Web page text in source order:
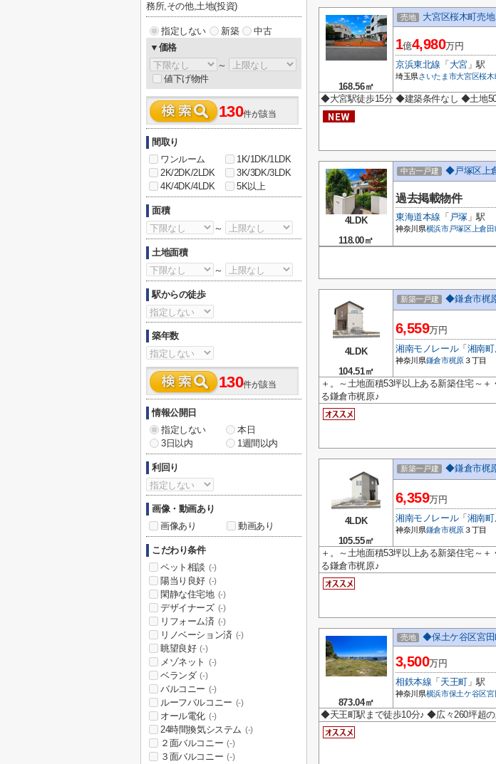
168.56㎡
売地 大宮区桜木町売地
1億4,980万円
京浜東北線 「 大宮」駅
埼玉県さいたま市大宮区桜木
◆大宮駅徒歩15分 ◆建築条件なし ◆土地
4LDK
118.00㎡
中古一戸建 ◆戸塚区上
過去掲載物件
東海道本線 「 戸塚」駅
神奈川県横浜市戸塚区 上倉
4LDK
104.51㎡
新築一戸建 ◆鎌倉市梶
6,559万円
湘南モノレール「 湘南町
神奈川県鎌倉市梶原 ３丁目
＋。～土地面積53坪以上ある新築住宅～
る鎌倉市梶原♪
4LDK
105.55㎡
新築一戸建 ◆鎌倉市梶
6,359万円
湘南モノレール「 湘南町
神奈川県鎌倉市梶原 ３丁目
＋。～土地面積53坪以上ある新築住宅～
る鎌倉市梶原♪
873.04㎡
売地 ◆保土ケ谷区宮
3,500万円
相鉄本線 「 天王町」駅
神奈川県横浜市保土ケ谷区宮
◆天王町駅まで徒歩10分♪ ◆広々260坪超
務所,その他,土地(投資)
指定しない 新築
中古
▼価格
～
値下げ物件
130件が該当
間取り
ワンルーム
1K/1DK/1LDK
2K/2DK/2LDK
3K/3DK/3LDK
4K/4DK/4LDK
5K以上
面積
～
土地面積
～
駅からの徒歩
築年数
130件が該当
情報公開日
指定しない
本日
3日以内
1週間以内
利回り
画像・動画あり
画像あり
動画あり
こだわり条件
ペット相談 (-)
陽当り良好 (-)
閑静な住宅地 (-)
デザイナーズ (-)
リフォーム済 (-)
リノベーション済 (-)
眺望良好 (-)
メゾネット (-)
ベランダ (-)
バルコニー (-)
ルーフバルコニー (-)
オール電化 (-)
24時間換気システム (-)
２面バルコニー (-)
３面バルコニー (-)